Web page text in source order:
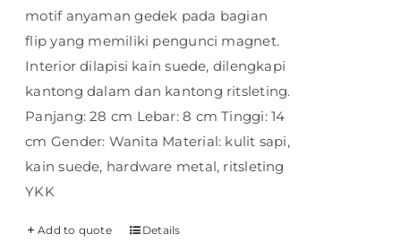
motif anyaman gedek pada bagian
flip yang memiliki pengunci magnet.
Interior dilapisi kain suede, dilengkapi
kantong dalam dan kantong ritsleting.
Panjang: 28 cm Lebar: 8 cm Tinggi: 14
cm Gender: Wanita Material: kulit sapi,
kain suede, hardware metal, ritsleting
YKK
Add to quote Details